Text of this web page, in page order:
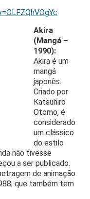
Akira
(Mangá –
1990):
Akira é um
mangá
japonês.
Criado por
Katsuhiro
Otomo, é
considerado
um clássico
do estilo
não tivesse
a ser publicado.
de animação
que também tem